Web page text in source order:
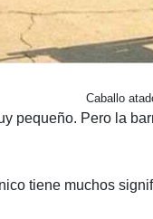
Caballo
pequeño. Pero la
tiene muchos